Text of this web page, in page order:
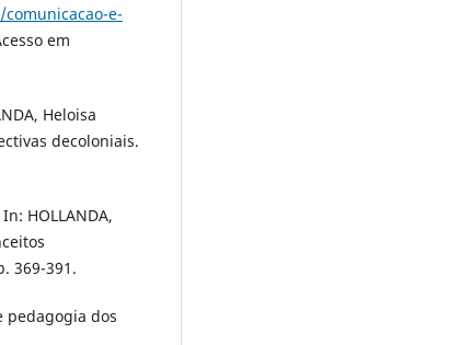
e-
em
Heloisa
decoloniais.
HOLLANDA,
369-391.
pedagogia dos